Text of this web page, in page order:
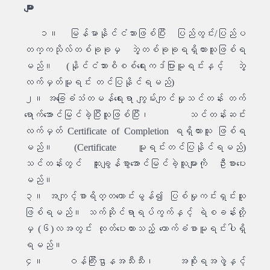
များ
၁။ မြန်မာနိုင်ငံသားဖြစ်ပြီး ပြည်တွင်း/ပြည်ပ
တက္ကသိုလ်တစ်ခုခုမှ ဘွဲ့တစ်ခုခုရရှိထားသူဖြစ်ရ
မည်။ (နိုင်ငံသားစိစစ်ရေးကဒ်ပြားမူရင်းနှင့် ဘွဲ့
လက်မှတ်မူရင်း တင်ပြနိုင်ရမည်)
၂။ အခြေခံသံတမန်ရေးရာ ကျွမ်းကျင်မှုသင်တန်း တက်
ရောက်အောင်မြင်ခဲ့ပြီးသူဖြစ်ပြီး၊ သင်တန်းဆင်း
လက်မှတ် Certificate of Completion ရရှိထားသူ ဖြစ်ရ
မည်။ (Certificate မူရင်းတင်ပြနိုင်ရမည်)
သင်တန်းတွင် ထူးချွန်စွာအောင်မြင်ခဲ့သူများကို ဦးစားပေး
မည်။
၃။ အကျင့်စာရိတ္တကောင်းမွန်၍ ပြစ်မှုကင်းရှင်းသူ
ဖြစ်ရမည်။ သက်ဆိုင်ရာရပ်ကွက်နှင့် ရဲစခန်းတို့
မှ (၆)လအတွင်း ထုတ်ပေးထားသည့် ထောက်ခံစာမူရင်းပါရှိ
ရမည်။
၄။ ဝန်ကြီးဌာနအသီးသီး၊ အစိုးရအဖွဲ့နှင့်